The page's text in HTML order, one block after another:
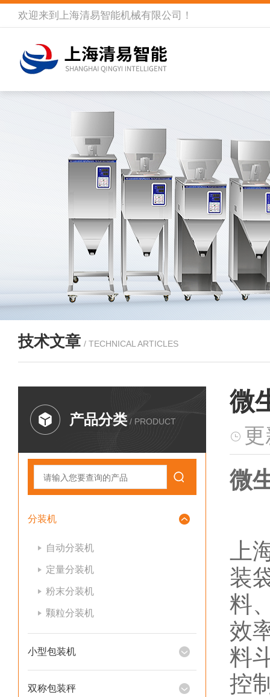
欢迎来到 上海清易智能机械有限公司 ！
技术文章 / TECHNICAL ARTICLES
产品分类 / PRODUCT
分装机
自动分装机
定量分装机
粉末分装机
颗粒分装机
小型包装机
双称包装秤
微
微
上
装
料
效
料
控